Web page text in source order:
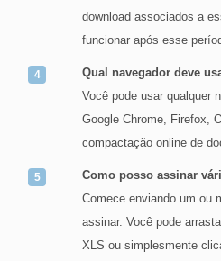
download associados a
funcionar após esse
Qual navegador deve
Você pode usar qualquer
Google Chrome, Firefox,
compactação online de
Como posso assinar
Comece enviando um ou
assinar. Você pode
XLS ou simplesmente